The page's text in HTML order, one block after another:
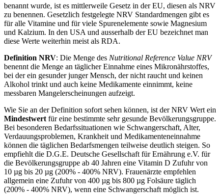
benannt wurde, ist es mittlerweile Gesetz in der EU, diesen als NRV
zu benennen. Gesetzlich festgelegte NRV Standardmengen gibt es
für alle Vitamine und für viele Spurenelemente sowie Magnesium
und Kalzium. In den USA und ausserhalb der EU bezeichnet man
diese Werte weiterhin meist als RDA.
Definition NRV: Die Menge des Nutritional Reference Value NRV
benennt die Menge an täglicher Einnahme eines Mikronährstoffes,
bei der ein gesunder junger Mensch, der nicht raucht und keinen
Alkohol trinkt und auch keine Medikamente einnimmt, keine
messbaren Mangelerscheinungen aufzeigt.
Wie Sie an der Definition sofort sehen können, ist der NRV Wert ein
Mindestwert für eine bestimmte sehr gesunde Bevölkerungsgruppe.
Bei besonderen Bedarfssituationen wie Schwangerschaft, Alter,
Verdauungsproblemen, Krankheit und Medikamenteneinnahme
können die täglichen Bedarfsmengen teilweise deutlich steigen. So
empfiehlt die D.G.E. Deutsche Gesellschaft für Ernährung e.V. für
die Bevölkerungsgruppe ab 40 Jahren eine Vitamin D Zufuhr von
10 µg bis 20 µg (200% - 400% NRV). Frauenärzte empfehlen
allgemein eine Zufuhr von 400 µg bis 800 µg Folsäure täglich
(200% - 400% NRV), wenn eine Schwangerschaft möglich ist.